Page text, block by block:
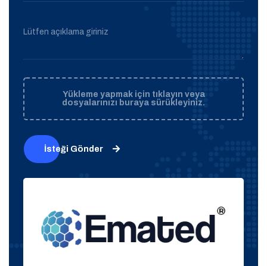
Lütfen açıklama giriniz
Yükleme yapmak için tıklayın veya
dosyalarınızı buraya sürükleyiniz.
İsteği Gönder